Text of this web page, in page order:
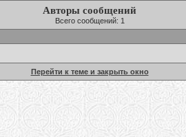
Авторы сообщений
Всего сообщений: 1
Перейти к теме и закрыть окно